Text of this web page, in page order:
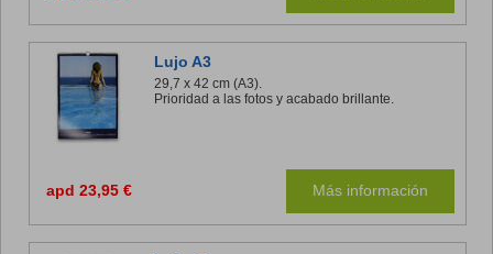
Lujo A3
29,7 x 42 cm (A3).
Prioridad a las fotos y acabado brillante.
apd 23,95 € Más información